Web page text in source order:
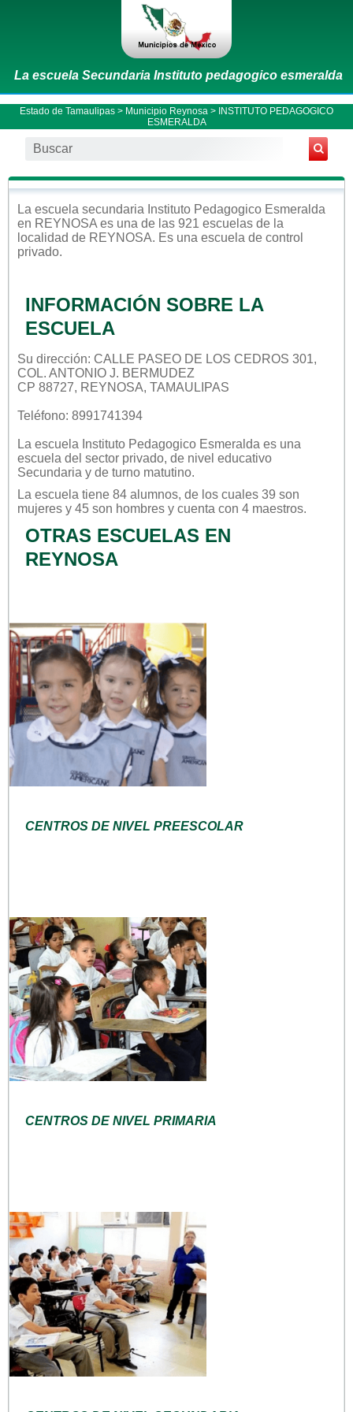
La escuela Secundaria Instituto pedagogico esmeralda
Estado de Tamaulipas > Municipio Reynosa > INSTITUTO PEDAGOGICO
ESMERALDA
La escuela secundaria Instituto Pedagogico Esmeralda
en REYNOSA es una de las 921 escuelas de la
localidad de REYNOSA. Es una escuela de control
privado.
INFORMACIÓN SOBRE LA
ESCUELA
Su dirección: CALLE PASEO DE LOS CEDROS 301,
COL. ANTONIO J. BERMUDEZ
CP 88727, REYNOSA, TAMAULIPAS
Teléfono: 8991741394
La escuela Instituto Pedagogico Esmeralda es una
escuela del sector privado, de nivel educativo
Secundaria y de turno matutino.
La escuela tiene 84 alumnos, de los cuales 39 son
mujeres y 45 son hombres y cuenta con 4 maestros.
OTRAS ESCUELAS EN
REYNOSA
CENTROS DE NIVEL PREESCOLAR
CENTROS DE NIVEL PRIMARIA